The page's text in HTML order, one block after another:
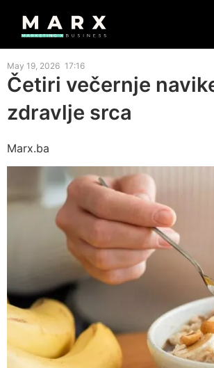
May 19, 2026 17:16
Četiri večernje
zdravlje srca
Marx.ba